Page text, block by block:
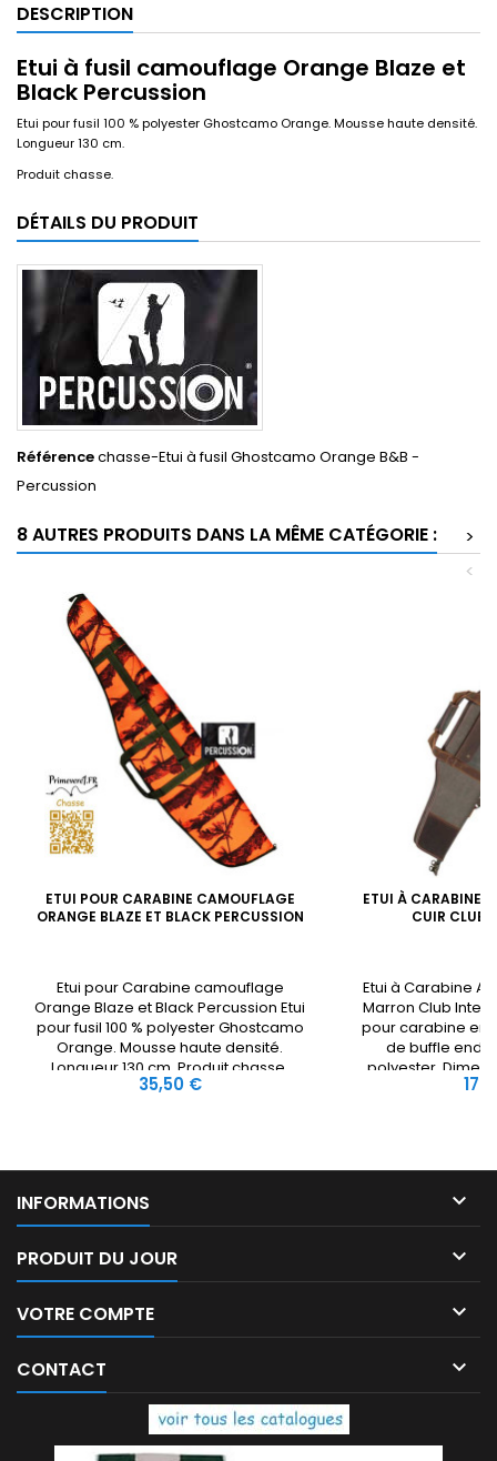
DESCRIPTION
Etui à fusil camouflage Orange Blaze et
Black Percussion
Etui pour fusil 100 % polyester Ghostcamo Orange. Mousse haute densité.
Longueur 130 cm.
Produit chasse.
DÉTAILS DU PRODUIT
Référencechasse-Etui à fusil Ghostcamo Orange B&B -
Percussion
8 AUTRES PRODUITS DANS LA MÊME CATÉGORIE :
>
<
ETUI POUR CARABINE CAMOUFLAGE
ORANGE BLAZE ET BLACK PERCUSSION
Etui pour Carabine camouflage
Orange Blaze et Black Percussion Etui
pour fusil 100 % polyester Ghostcamo
Orange. Mousse haute densité.
Longueur 130 cm. Produit chasse.
Prix
35,50 €
ETUI À CARABINE
CUIR CLUB
Etui à Carabine
Marron Club
pour carabine en
de buffle
polyester.
Prix
INFORMATIONS 
PRODUIT DU JOUR 
VOTRE COMPTE 
CONTACT 